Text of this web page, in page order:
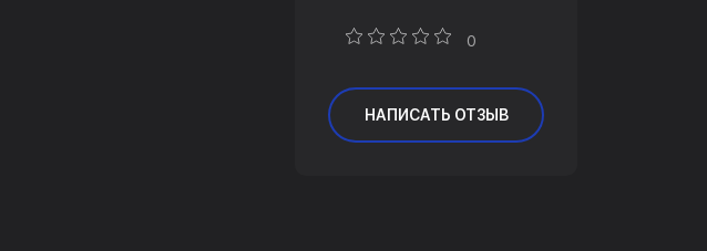
0
НАПИСАТЬ ОТЗЫВ